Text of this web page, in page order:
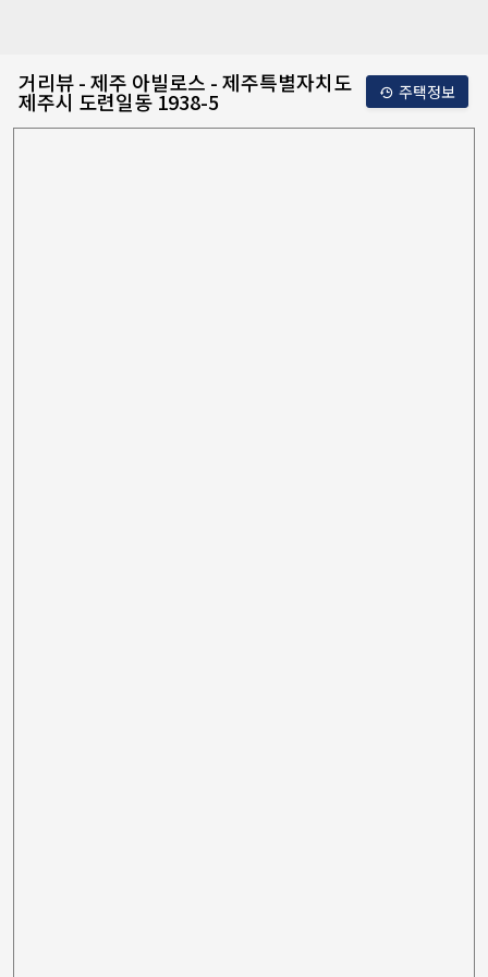
거리뷰 - 제주 아빌로스 - 제주특별자치도
제주시 도련일동 1938-5 주택정보